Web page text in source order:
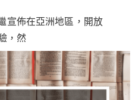
宣佈在亞洲地區，開放
，然